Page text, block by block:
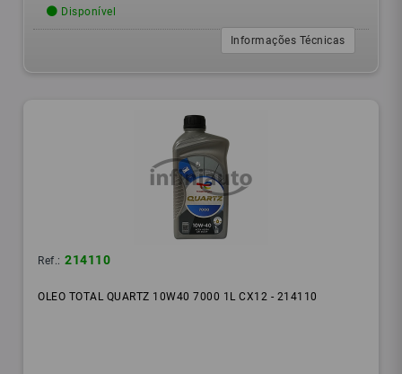
Disponível
Informações Técnicas
Ref.: 214110
OLEO TOTAL QUARTZ 10W40 7000 1L CX12 - 214110